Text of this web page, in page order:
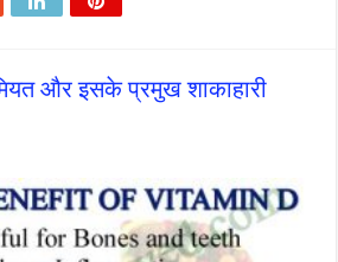
और इसके प्रमुख शाकाहारी